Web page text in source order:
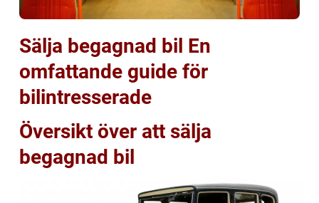
Sälja begagnad bil En
omfattande guide för
bilintresserade
Översikt över att sälja
begagnad bil